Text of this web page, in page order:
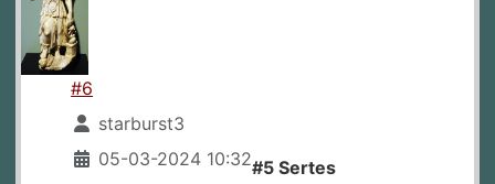
#6
starburst3
05-03-2024 10:32#5 Sertes